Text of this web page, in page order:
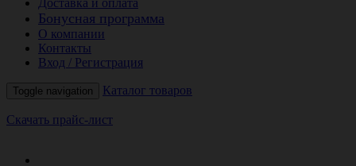
Доставка и оплата
Бонусная программа
О компании
Контакты
Вход / Регистрация
Toggle navigation Каталог товаров
Скачать прайс-лист